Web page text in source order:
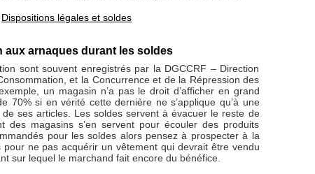
Dispositions légales et soldes
aux arnaques durant les soldes
sont souvent enregistrés par la DGCCRF – Direction
et la Concurrence et de la Répression des
un magasin n’a pas le droit d’afficher en grand
70% si en vérité cette dernière ne s’applique qu’à une
ses articles. Les soldes servent à évacuer le reste de
des magasins s’en servent pour écouler des produits
pour les soldes alors pensez à prospecter à la
pour ne pas acquérir un vêtement qui devrait être vendu
sur lequel le marchand fait encore du bénéfice.